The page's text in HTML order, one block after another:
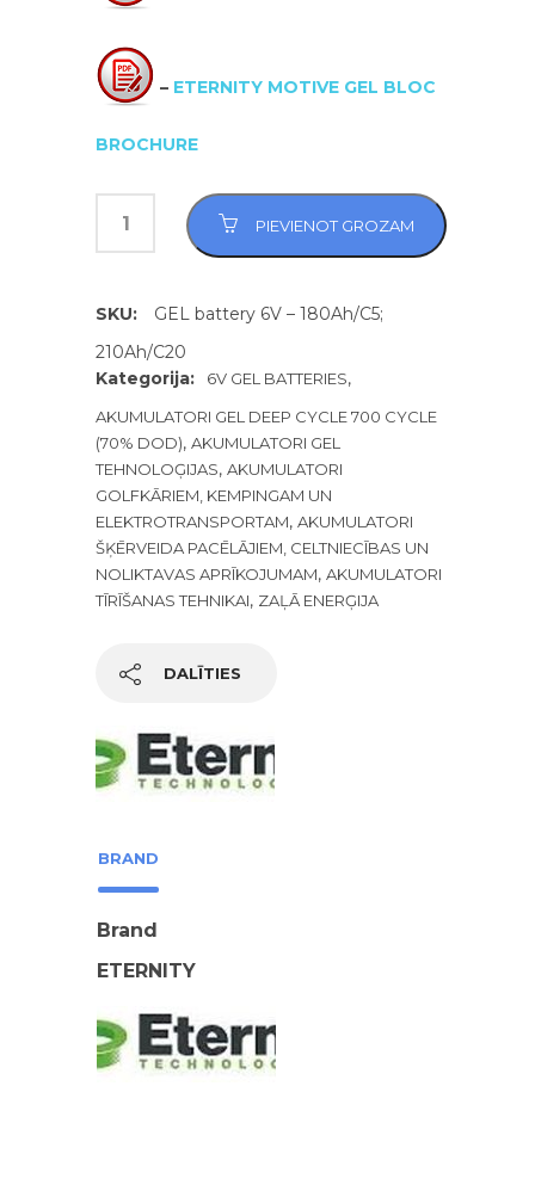
– ETERNITY MOTIVE GEL BLOC
BROCHURE
PIEVIENOT GROZAM
SKU:
GEL battery 6V – 180Ah/C5;
210Ah/C20
Kategorija:
6V GEL BATTERIES,
AKUMULATORI GEL DEEP CYCLE 700 CYCLE
(70% DOD), AKUMULATORI GEL
TEHNOLOĢIJAS, AKUMULATORI
GOLFKĀRIEM, KEMPINGAM UN
ELEKTROTRANSPORTAM, AKUMULATORI
ŠĶĒRVEIDA PACĒLĀJIEM, CELTNIECĪBAS UN
NOLIKTAVAS APRĪKOJUMAM, AKUMULATORI
TĪRĪŠANAS TEHNIKAI, ZAĻĀ ENERĢIJA
DALĪTIES
BRAND
Brand
ETERNITY